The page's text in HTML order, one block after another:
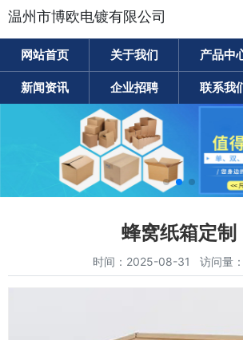
温州市博欧电镀有限公司
网站首页 关于我们 产品中
新闻资讯 企业招聘 联系我
蜂窝纸箱定制
时间：2025-08-31 访问量